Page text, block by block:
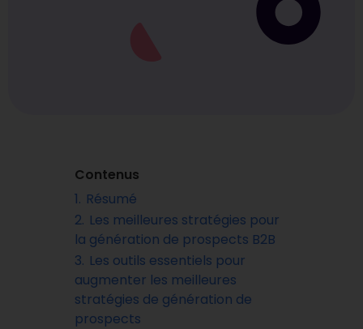
Contenus
1. Résumé
2. Les meilleures stratégies pour
la génération de prospects B2B
3. Les outils essentiels pour
augmenter les meilleures
stratégies de génération de
prospects